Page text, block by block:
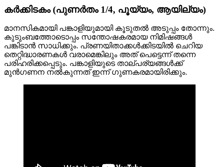
കർക്കിടകം (പുണർതം 1/4, പൂയ്യം, ആയില്യം)
മാനസികമായി പങ്കാളിയുമായി കൂടുതൽ അടുപ്പം തോന്നും.
കുടുംബത്തോടൊപ്പം സന്തോഷകരമായ നിമിഷങ്ങൾ
പങ്കിടാൻ സാധിക്കും. പ്രണയിതാക്കൾക്കിടയിൽ ചെറിയ
തെറ്റിദ്ധാരണകൾ വരാമെങ്കിലും അത് പെട്ടെന്ന് തന്നെ
പരിഹരിക്കപ്പെടും. പങ്കാളിയുടെ താല്പര്യങ്ങൾക്ക്
മുൻഗണന നൽകുന്നത് ഇന്ന് ഗുണകരമായിരിക്കും.